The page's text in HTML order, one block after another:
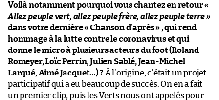
Voilà notamment pourquoi vous chantez en retour«
Allez peuple vert, allez peuple frère, allez peuple terre »
dans votre dernière « Chanson d’après » , qui rend
hommage à la lutte contre le coronavirus et qui
donne le micro à plusieurs acteurs du foot (Roland
Romeyer, Loïc Perrin, Julien Sablé, Jean-Michel
Larqué, Aimé Jacquet…) ? À l’origine, c’était un projet
participatif qui a eu beaucoup de succès. On en a fait
un premier clip, puis les Verts nous ont appelés pour